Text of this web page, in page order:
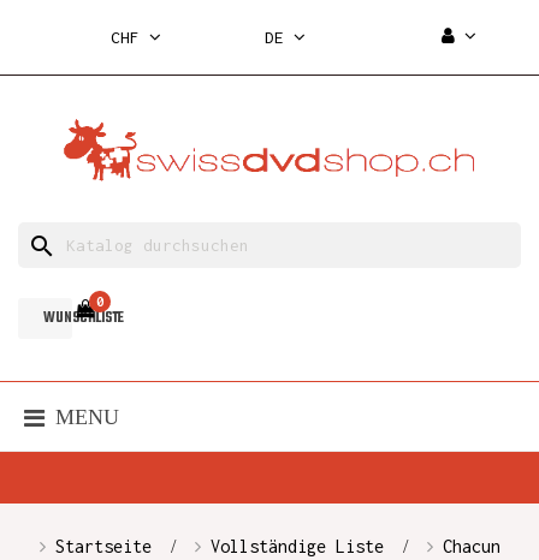
CHF DE
search
WUNSCHLISTE
0
MENU
Startseite Vollständige Liste Chacun